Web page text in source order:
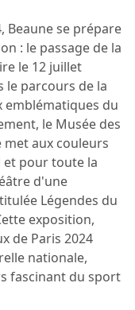
Beaune se prépare
: le passage de la
le 12 juillet
le parcours de la
emblématiques du
le Musée des
met aux couleurs
et pour toute la
d'une
Légendes du
exposition,
de Paris 2024
nationale,
fascinant du sport